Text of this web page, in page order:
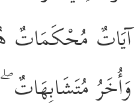
آيَاتٌ مُحْكَمَاتٌ
وَأُخَرُ مُتَشَابِهَاتٌ